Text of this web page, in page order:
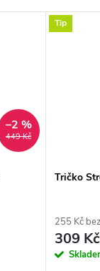
449 Kč
–2 %
Tip
Tričko
255 Kč
309 Kč